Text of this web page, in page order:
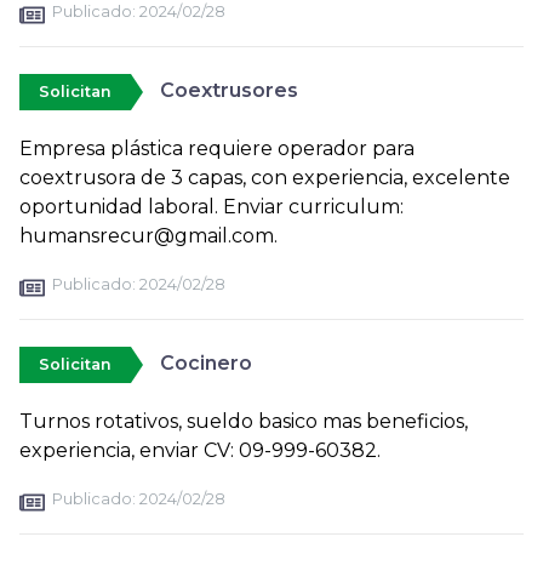
Publicado: 2024/02/28
Solicitan Coextrusores
Empresa plástica requiere operador para
coextrusora de 3 capas, con experiencia, excelente
oportunidad laboral. Enviar curriculum:
humansrecur@gmail.com.
Publicado: 2024/02/28
Solicitan Cocinero
Turnos rotativos, sueldo basico mas beneficios,
experiencia, enviar CV: 09-999-60382.
Publicado: 2024/02/28